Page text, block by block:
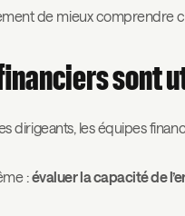
de mieux comprendre
sont
dirigeants, les équipes
:évaluer la capacité de